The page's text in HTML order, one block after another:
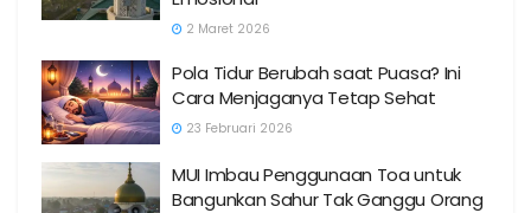
2 Maret 2026
Pola Tidur Berubah saat Puasa? Ini
Cara Menjaganya Tetap Sehat
23 Februari 2026
MUI Imbau Penggunaan Toa untuk
Bangunkan Sahur Tak Ganggu Orang